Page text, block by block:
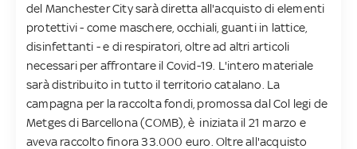
del Manchester City sarà diretta all'acquisto di elementi
protettivi - come maschere, occhiali, guanti in lattice,
disinfettanti - e di respiratori, oltre ad altri articoli
necessari per affrontare il Covid-19. L'intero materiale
sarà distribuito in tutto il territorio catalano. La
campagna per la raccolta fondi, promossa dal Col legi de
Metges di Barcellona (COMB), è iniziata il 21 marzo e
aveva raccolto finora 33.000 euro. Oltre all'acquisto